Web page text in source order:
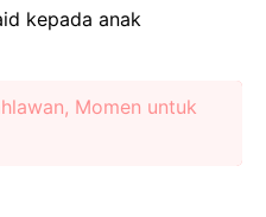
kepada anak
Momen untuk